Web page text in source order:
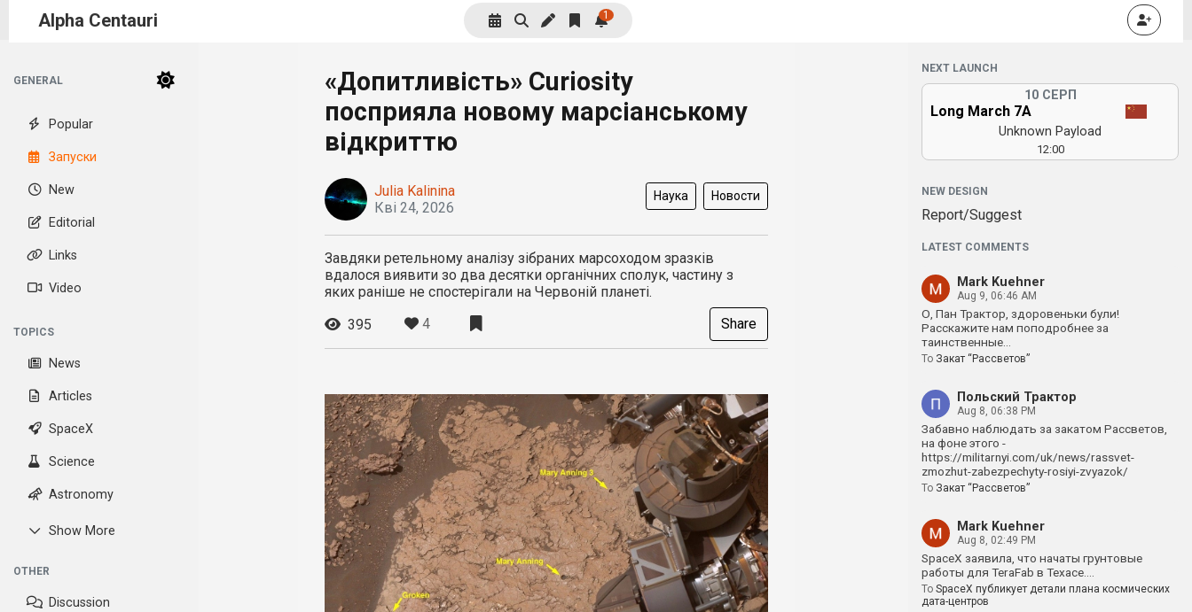
Alpha Centauri 1
GENERAL
Popular
Запуски
New
Editorial
Links
Video
TOPICS
News
Articles
SpaceX
Science
Astronomy
Show More
OTHER
Discussion
«Допитливість» Curiosity
посприяла новому марсіанському
відкриттю
Julia Kalinina
Кві 24, 2026
Наука Новости
Завдяки ретельному аналізу зібраних марсоходом зразків
вдалося виявити зо два десятки органічних сполук, частину з
яких раніше не спостерігали на Червоній планеті.
395
4 Share
NEXT LAUNCH
10 СЕРП
Long March 7A
Unknown Payload
12:00
NEW DESIGN
Report/Suggest
LATEST COMMENTS
Mark Kuehner
Aug 9, 06:46 AM
О, Пан Трактор, здоровеньки були!
Расскажите нам поподробнее за
таинственные…
To Закат “Рассветов”
Польский Трактор
Aug 8, 06:38 PM
Забавно наблюдать за закатом Рассветов,
на фоне этого -
https://militarnyi.com/uk/news/rassvet-
zmozhut-zabezpechyty-rosiyi-zvyazok/
To Закат “Рассветов”
Mark Kuehner
Aug 8, 02:49 PM
SpaceX заявила, что начаты грунтовые
работы для TeraFab в Техасе.…
To SpaceX публикует детали плана космических
дата-центров